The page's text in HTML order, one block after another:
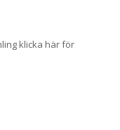
klicka här för